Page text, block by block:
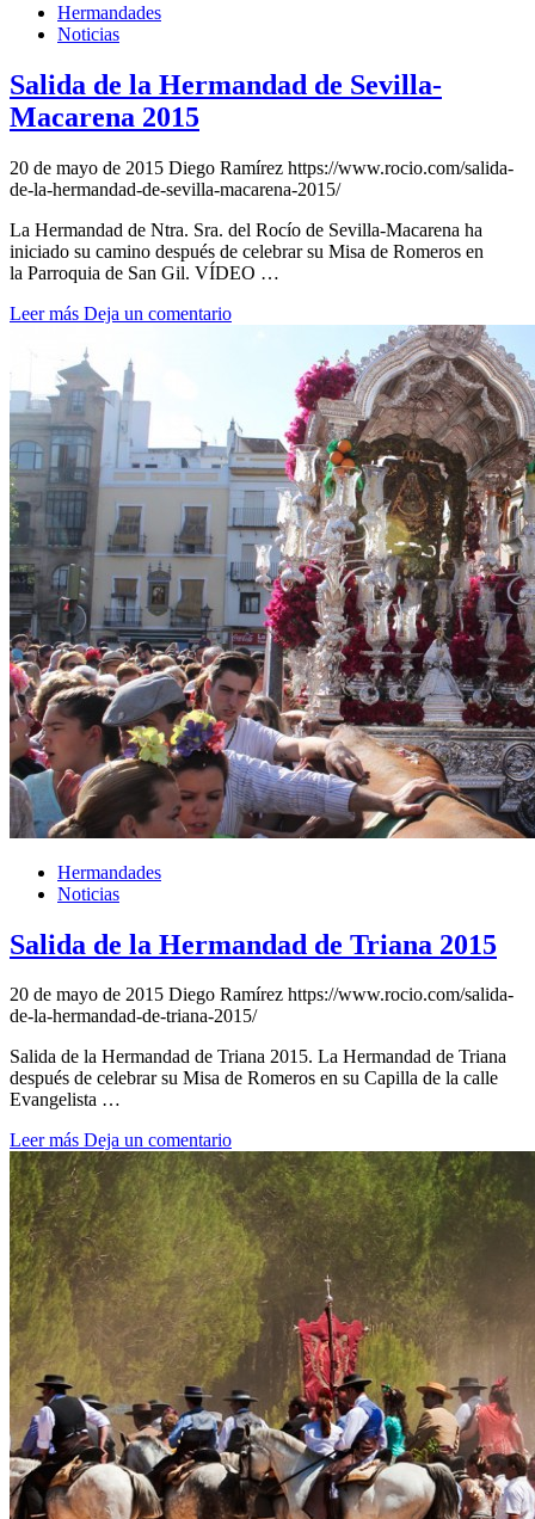
Hermandades
Noticias
Salida de la Hermandad de Sevilla-
Macarena 2015
20 de mayo de 2015 Diego Ramírez https://www.rocio.com/salida-
de-la-hermandad-de-sevilla-macarena-2015/
La Hermandad de Ntra. Sra. del Rocío de Sevilla-Macarena ha
iniciado su camino después de celebrar su Misa de Romeros en
la Parroquia de San Gil. VÍDEO …
Leer más Deja un comentario
Hermandades
Noticias
Salida de la Hermandad de Triana 2015
20 de mayo de 2015 Diego Ramírez https://www.rocio.com/salida-
de-la-hermandad-de-triana-2015/
Salida de la Hermandad de Triana 2015. La Hermandad de Triana
después de celebrar su Misa de Romeros en su Capilla de la calle
Evangelista …
Leer más Deja un comentario